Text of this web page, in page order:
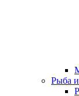
Рыба